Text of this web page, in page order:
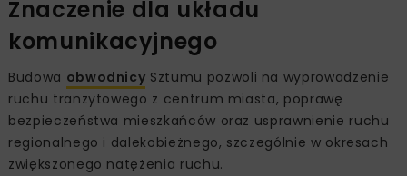
Znaczenie dla układu
komunikacyjnego
Budowa obwodnicy Sztumu pozwoli na wyprowadzenie
ruchu tranzytowego z centrum miasta, poprawę
bezpieczeństwa mieszkańców oraz usprawnienie ruchu
regionalnego i dalekobieżnego, szczególnie w okresach
zwiększonego natężenia ruchu.